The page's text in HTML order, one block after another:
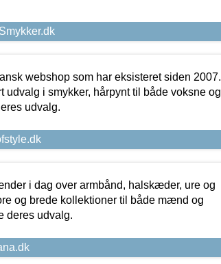
webshop som har eksisteret siden 2007.
udvalg i smykker, hårpynt til både voksne og
udvalg.
i dag over armbånd, halskæder, ure og
og brede kollektioner til både mænd og
deres udvalg.